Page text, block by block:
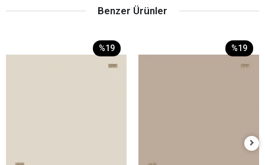
Benzer Ürünler
%19 %19